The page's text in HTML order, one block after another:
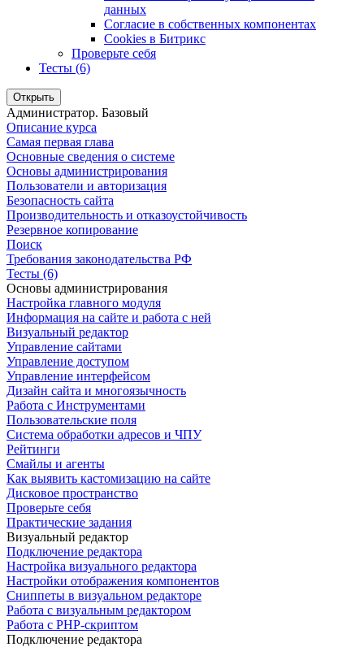
данных
Согласие в собственных компонентах
Cookies в Битрикс
Проверьте себя
Тесты (6)
Открыть
Администратор. Базовый
Описание курса
Самая первая глава
Основные сведения о системе
Основы администрирования
Пользователи и авторизация
Безопасность сайта
Производительность и отказоустойчивость
Резервное копирование
Поиск
Требования законодательства РФ
Тесты (6)
Основы администрирования
Настройка главного модуля
Информация на сайте и работа с ней
Визуальный редактор
Управление сайтами
Управление доступом
Управление интерфейсом
Дизайн сайта и многоязычность
Работа с Инструментами
Пользовательские поля
Система обработки адресов и ЧПУ
Рейтинги
Смайлы и агенты
Как выявить кастомизацию на сайте
Дисковое пространство
Проверьте себя
Практические задания
Визуальный редактор
Подключение редактора
Настройка визуального редактора
Настройки отображения компонентов
Сниппеты в визуальном редакторе
Работа с визуальным редактором
Работа с PHP-скриптом
Подключение редактора